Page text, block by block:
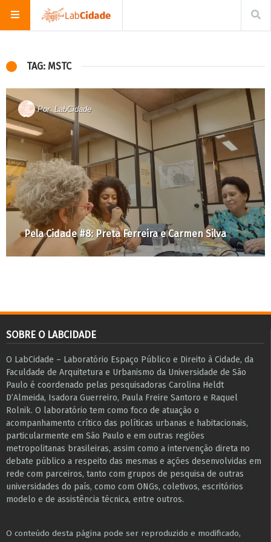
TAG: MSTC
Por LabCidade
Pela Cidade #8: Preta Ferreira e Carmen Silva
SOBRE O LABCIDADE
O LabCidade – Laboratório Espaço Público e Direito à Cidade, da
Faculdade de Arquitetura e Urbanismo da Universidade de São
Paulo é coordenado pelas pesquisadoras Carolina Heldt
D’Almeida, Isadora Guerreiro, Paula Freire Santoro e Raquel
Rolnik. O laboratório tem como foco de atuação o
acompanhamento crítico das políticas urbanas e habitacionais,
particularmente em São Paulo e ​em outras regiões
metropolitanas brasileiras, assim como a intervenção direta no
debate público a respeito das mesmas e ações desenvolvidas em
r​e​de com parceiros, tanto com grupos de pesquisa ​de outras
universidades do país, como com ONGs, coletivos, escritórios
modelo e de assistência técnica​, entre outros​.
O conteúdo desta página pode ser reproduzido e modificado,